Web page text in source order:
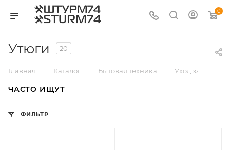
0
Утюги 20
Главная — Каталог — Бытовая техника — Уход за
ЧАСТО ИЩУТ
ФИЛЬТР